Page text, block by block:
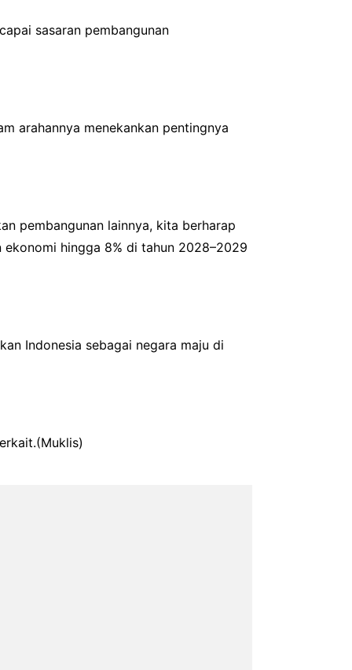
sasaran pembangunan
arahannya menekankan pentingnya
pembangunan lainnya, kita berharap
hingga 8% di tahun 2028–2029
Indonesia sebagai negara maju di